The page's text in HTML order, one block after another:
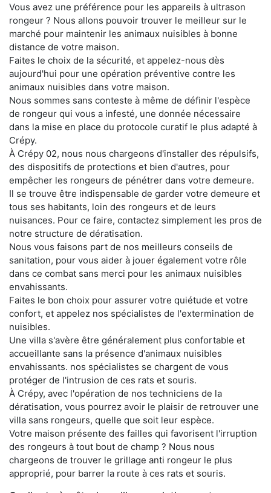
Vous avez une préférence pour les appareils à ultrason
rongeur ? Nous allons pouvoir trouver le meilleur sur le
marché pour maintenir les animaux nuisibles à bonne
distance de votre maison.
Faites le choix de la sécurité, et appelez-nous dès
aujourd'hui pour une opération préventive contre les
animaux nuisibles dans votre maison.
Nous sommes sans conteste à même de définir l'espèce
de rongeur qui vous a infesté, une donnée nécessaire
dans la mise en place du protocole curatif le plus adapté à
Crépy.
À Crépy 02, nous nous chargeons d'installer des répulsifs,
des dispositifs de protections et bien d'autres, pour
empêcher les rongeurs de pénétrer dans votre demeure.
Il se trouve être indispensable de garder votre demeure et
tous ses habitants, loin des rongeurs et de leurs
nuisances. Pour ce faire, contactez simplement les pros de
notre structure de dératisation.
Nous vous faisons part de nos meilleurs conseils de
sanitation, pour vous aider à jouer également votre rôle
dans ce combat sans merci pour les animaux nuisibles
envahissants.
Faites le bon choix pour assurer votre quiétude et votre
confort, et appelez nos spécialistes de l'extermination de
nuisibles.
Une villa s'avère être généralement plus confortable et
accueillante sans la présence d'animaux nuisibles
envahissants. nos spécialistes se chargent de vous
protéger de l'intrusion de ces rats et souris.
À Crépy, avec l'opération de nos techniciens de la
dératisation, vous pourrez avoir le plaisir de retrouver une
villa sans rongeurs, quelle que soit leur espèce.
Votre maison présente des failles qui favorisent l'irruption
des rongeurs à tout bout de champ ? Nous nous
chargeons de trouver le grillage anti rongeur le plus
approprié, pour barrer la route à ces rats et souris.